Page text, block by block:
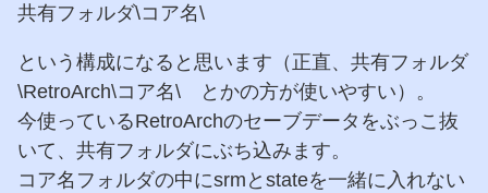
共有フォルダ\コア名\
という構成になると思います（正直、共有フォルダ
\RetroArch\コア名\ とかの方が使いやすい）。
今使っているRetroArchのセーブデータをぶっこ抜
いて、共有フォルダにぶち込みます。
コア名フォルダの中にsrmとstateを一緒に入れない